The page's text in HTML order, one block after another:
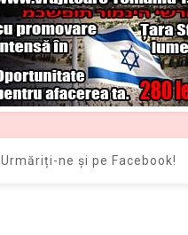
Urmăriți-ne și pe Facebook!